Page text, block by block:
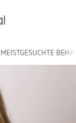
MEISTGESUCHTE